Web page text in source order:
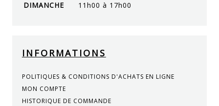
DIMANCHE
11h00 à 17h00
INFORMATIONS
POLITIQUES & CONDITIONS D'ACHATS EN LIGNE
MON COMPTE
HISTORIQUE DE COMMANDE